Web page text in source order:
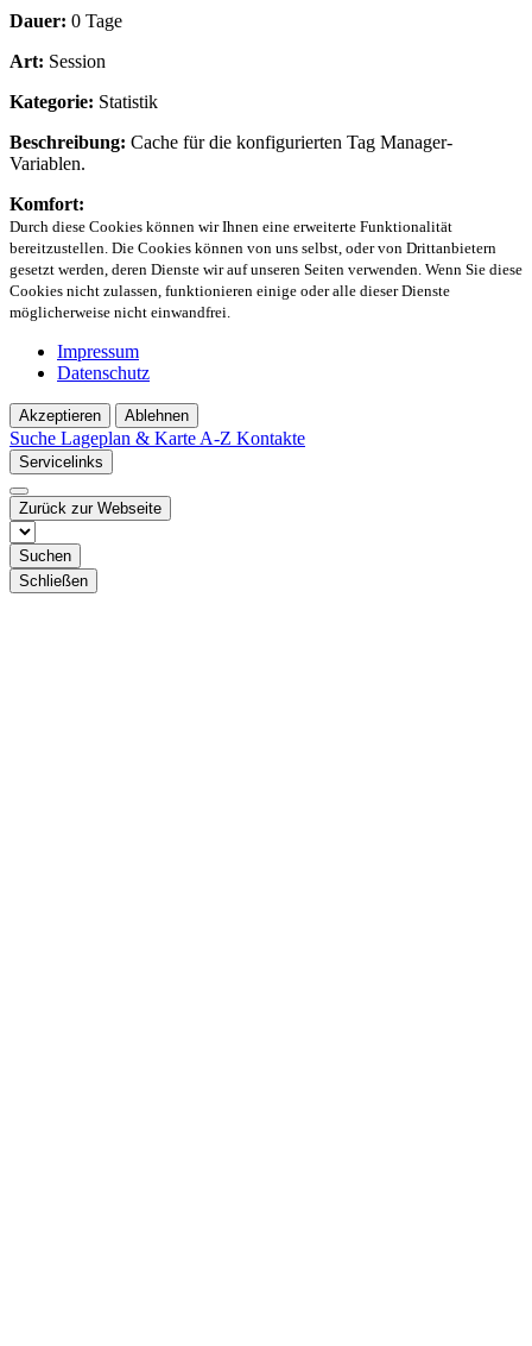
Dauer: 0 Tage
Art: Session
Kategorie: Statistik
Beschreibung: Cache für die konfigurierten Tag Manager-
Variablen.
Komfort:
Durch diese Cookies können wir Ihnen eine erweiterte Funktionalität
bereitzustellen. Die Cookies können von uns selbst, oder von Drittanbietern
gesetzt werden, deren Dienste wir auf unseren Seiten verwenden. Wenn Sie diese
Cookies nicht zulassen, funktionieren einige oder alle dieser Dienste
möglicherweise nicht einwandfrei.
Impressum
Datenschutz
Akzeptieren Ablehnen
Suche Lageplan & Karte A-Z Kontakte
Servicelinks
Zurück zur Webseite
Suchen
Schließen